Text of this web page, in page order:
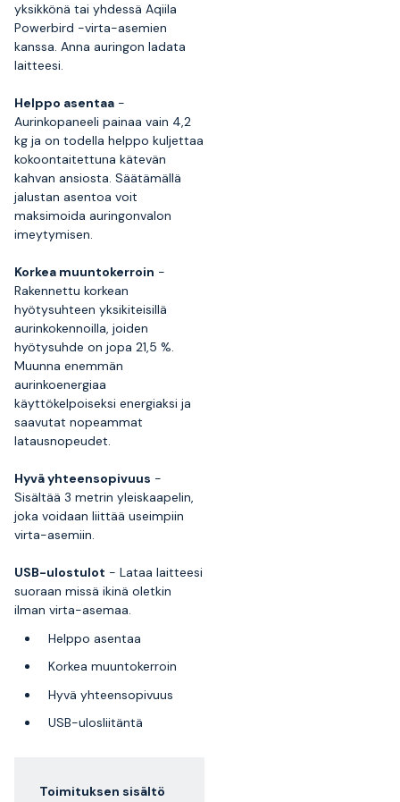
yksikkönä tai yhdessä Aqiila
Powerbird -virta-asemien
kanssa. Anna auringon ladata
laitteesi.
Helppo asentaa -
Aurinkopaneeli painaa vain 4,2
kg ja on todella helppo kuljettaa
kokoontaitettuna kätevän
kahvan ansiosta. Säätämällä
jalustan asentoa voit
maksimoida auringonvalon
imeytymisen.
Korkea muuntokerroin -
Rakennettu korkean
hyötysuhteen yksikiteisillä
aurinkokennoilla, joiden
hyötysuhde on jopa 21,5 %.
Muunna enemmän
aurinkoenergiaa
käyttökelpoiseksi energiaksi ja
saavutat nopeammat
latausnopeudet.
Hyvä yhteensopivuus -
Sisältää 3 metrin yleiskaapelin,
joka voidaan liittää useimpiin
virta-asemiin.
USB-ulostulot - Lataa laitteesi
suoraan missä ikinä oletkin
ilman virta-asemaa.
Helppo asentaa
Korkea muuntokerroin
Hyvä yhteensopivuus
USB-ulosliitäntä
Toimituksen sisältö